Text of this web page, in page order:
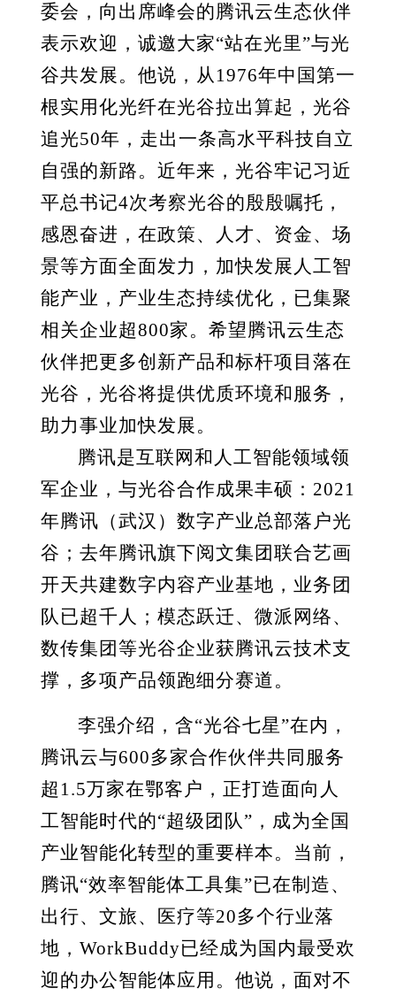
委会，向出席峰会的腾讯云生态伙伴
表示欢迎，诚邀大家“站在光里”与光
谷共发展。他说，从1976年中国第一
根实用化光纤在光谷拉出算起，光谷
追光50年，走出一条高水平科技自立
自强的新路。近年来，光谷牢记习近
平总书记4次考察光谷的殷殷嘱托，
感恩奋进，在政策、人才、资金、场
景等方面全面发力，加快发展人工智
能产业，产业生态持续优化，已集聚
相关企业超800家。希望腾讯云生态
伙伴把更多创新产品和标杆项目落在
光谷，光谷将提供优质环境和服务，
助力事业加快发展。
腾讯是互联网和人工智能领域领
军企业，与光谷合作成果丰硕：2021
年腾讯（武汉）数字产业总部落户光
谷；去年腾讯旗下阅文集团联合艺画
开天共建数字内容产业基地，业务团
队已超千人；模态跃迁、微派网络、
数传集团等光谷企业获腾讯云技术支
撑，多项产品领跑细分赛道。
李强介绍，含“光谷七星”在内，
腾讯云与600多家合作伙伴共同服务
超1.5万家在鄂客户，正打造面向人
工智能时代的“超级团队”，成为全国
产业智能化转型的重要样本。当前，
腾讯“效率智能体工具集”已在制造、
出行、文旅、医疗等20多个行业落
地，WorkBuddy已经成为国内最受欢
迎的办公智能体应用。他说，面对不